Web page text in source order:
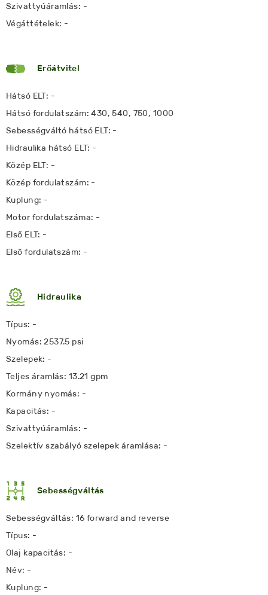
Szivattyúáramlás: -
Végáttételek: -
Erőátvitel
Hátsó ELT: -
Hátsó fordulatszám: 430, 540, 750, 1000
Sebességváltó hátsó ELT: -
Hidraulika hátsó ELT: -
Közép ELT: -
Közép fordulatszám: -
Kuplung: -
Motor fordulatszáma: -
Első ELT: -
Első fordulatszám: -
Hidraulika
Típus: -
Nyomás: 2537.5 psi
Szelepek: -
Teljes áramlás: 13.21 gpm
Kormány nyomás: -
Kapacitás: -
Szivattyúáramlás: -
Szelektív szabályó szelepek áramlása: -
Sebességváltás
Sebességváltás: 16 forward and reverse
Típus: -
Olaj kapacitás: -
Név: -
Kuplung: -